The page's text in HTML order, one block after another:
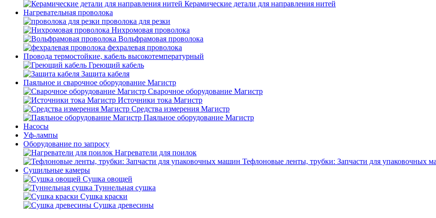
Керамические детали для направления нитей
Нагревательная проволока
проволока для резки
Нихромовая проволока
Вольфрамовая проволока
фехралевая проволока
Провода термостойкие, кабель высокотемпературный
Греющий кабель
Защита кабеля
Паяльное и сварочное оборудование Магистр
Сварочное оборудование Магистр
Источники тока Магистр
Средства измерения Магистр
Паяльное оборудование Магистр
Насосы
Уф-лампы
Оборудование по запросу
Нагреватели для поилок
Тефлоновые ленты, трубки: Запчасти для упаковочных
Сушильные камеры
Сушка овощей
Туннельная сушка
Сушка краски
Сушка древесины